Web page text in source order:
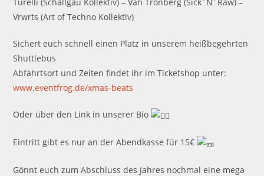
Vrwrts (Art of Techno Kollektiv)
Sichert euch schnell einen Platz in unserem heißbegehrten
Shuttlebus
Abfahrtsort und Zeiten findet ihr im Ticketshop unter:
www.eventfrog.de/xmas-beats
Oder über den Link in unserer Bio
Eintritt gibt es nur an der Abendkasse für 15€
Gönnt euch zum Abschluss des Jahres nochmal eine mega